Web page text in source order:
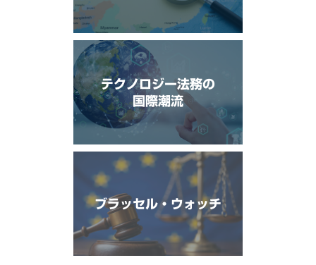
テクノロジー法務の
国際潮流
ブラッセル・ウォッチ